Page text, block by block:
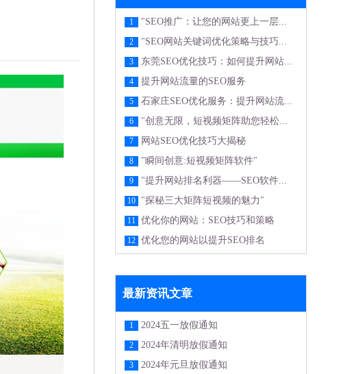
1 "SEO推广：让您的网站更上一层...
2 "SEO网站关键词优化策略与技巧...
3 东莞SEO优化技巧：如何提升网站...
4 提升网站流量的SEO服务
5 石家庄SEO优化服务：提升网站流...
6 "创意无限，短视频矩阵助您轻松...
7 网站SEO优化技巧大揭秘
8 "瞬间创意:短视频矩阵软件"
9 "提升网站排名利器——SEO软件...
10 "探秘三大矩阵短视频的魅力"
11 优化你的网站：SEO技巧和策略
12 优化您的网站以提升SEO排名
最新资讯文章
1 2024五一放假通知
2 2024年清明放假通知
3 2024年元旦放假通知